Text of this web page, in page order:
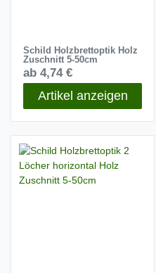
Schild Holzbrettoptik Holz
Zuschnitt 5-50cm
ab 4,74 €
Artikel anzeigen